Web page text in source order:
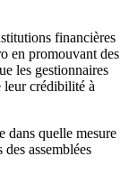
financières
en promouvant des
les gestionnaires
leur crédibilité à
dans quelle mesure
assemblées